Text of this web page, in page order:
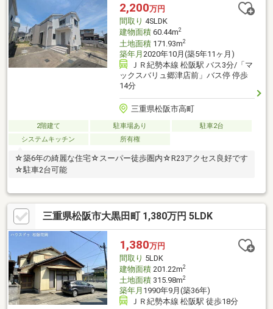
2,200万円
間取り 4SLDK
建物面積60.44m2
土地面積171.93m2
築年月 2020年10月(築5年11ヶ月)
ＪＲ紀勢本線 松阪駅 バス3分/「マ
ックスバリュ郷津店前」バス停 停歩
14分
三重県松阪市高町
2階建て 駐車場あり
駐車2台
システムキッチン
所有権
☆築6年の綺麗な住宅☆スーパー徒歩圏内☆R23アクセス良好です
☆駐車2台可能
三重県松阪市大黒田町 1,380万円 5LDK
1,380万円
間取り 5LDK
建物面積201.22m2
土地面積315.98m2
築年月 1990年9月(築36年)
ＪＲ紀勢本線 松阪駅 徒歩18分